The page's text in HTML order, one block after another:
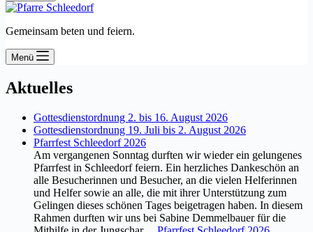
Gemeinsam beten und feiern.
Menü
Aktuelles
Gottesdienstordnung 2. bis 16. August 2026
Gottesdienstordnung 19. Juli bis 2. August 2026
Pfarrfest Schleedorf 2026
Am vergangenen Sonntag durften wir wieder ein gelungenes
Pfarrfest in Schleedorf feiern. Ein herzliches Dankeschön an
alle Besucherinnen und Besucher, an die vielen Helferinnen
und Helfer sowie an alle, die mit ihrer Unterstützung zum
Gelingen dieses schönen Tages beigetragen haben. In diesem
Rahmen durften wir uns bei Sabine Demmelbauer für die